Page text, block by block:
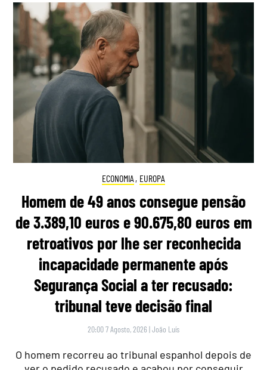
ECONOMIA , EUROPA
Homem de 49 anos consegue pensão
de 3.389,10 euros e 90.675,80 euros em
retroativos por lhe ser reconhecida
incapacidade permanente após
Segurança Social a ter recusado:
tribunal teve decisão final
20:00 7 Agosto, 2026 |João Luís
O homem recorreu ao tribunal espanhol depois de